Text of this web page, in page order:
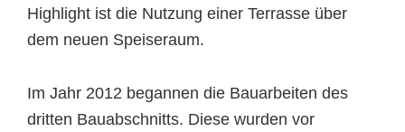
Highlight ist die Nutzung einer Terrasse über
dem neuen Speiseraum.
Im Jahr 2012 begannen die Bauarbeiten des
dritten Bauabschnitts. Diese wurden vor